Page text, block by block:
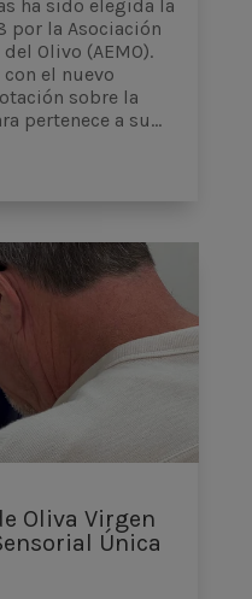
ha sido elegida la
por la Asociación
Olivo (AEMO).
con el nuevo
sobre la
pertenece a su...
Oliva Virgen
Única